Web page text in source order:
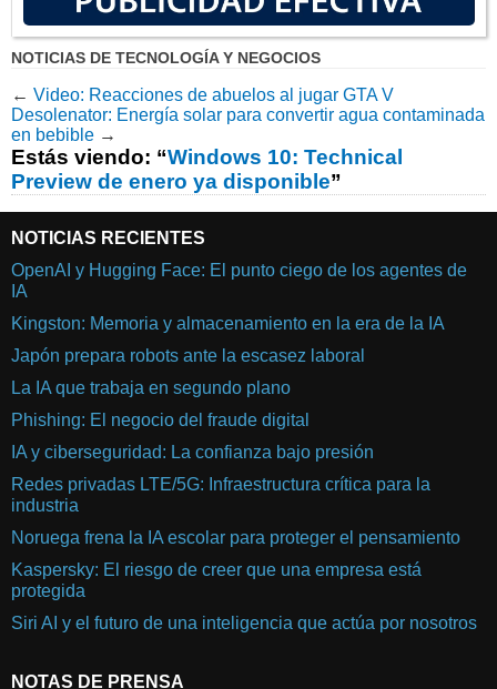
NOTICIAS DE TECNOLOGÍA Y NEGOCIOS
← Video: Reacciones de abuelos al jugar GTA V
Desolenator: Energía solar para convertir agua contaminada
en bebible →
Estás viendo: “Windows 10: Technical
Preview de enero ya disponible”
NOTICIAS RECIENTES
OpenAI y Hugging Face: El punto ciego de los agentes de
IA
Kingston: Memoria y almacenamiento en la era de la IA
Japón prepara robots ante la escasez laboral
La IA que trabaja en segundo plano
Phishing: El negocio del fraude digital
IA y ciberseguridad: La confianza bajo presión
Redes privadas LTE/5G: Infraestructura crítica para la
industria
Noruega frena la IA escolar para proteger el pensamiento
Kaspersky: El riesgo de creer que una empresa está
protegida
Siri AI y el futuro de una inteligencia que actúa por nosotros
NOTAS DE PRENSA